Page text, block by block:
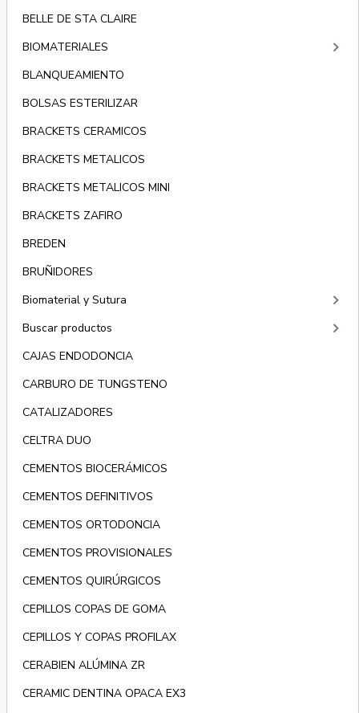
BELLE DE STA CLAIRE
BIOMATERIALES
keyboard_arrow_right
BLANQUEAMIENTO
BOLSAS ESTERILIZAR
BRACKETS CERAMICOS
BRACKETS METALICOS
BRACKETS METALICOS MINI
BRACKETS ZAFIRO
BREDEN
BRUÑIDORES
Biomaterial y Sutura
keyboard_arrow_right
Buscar productos keyboard_arrow_right
CAJAS ENDODONCIA
CARBURO DE TUNGSTENO
CATALIZADORES
CELTRA DUO
CEMENTOS BIOCERÁMICOS
CEMENTOS DEFINITIVOS
CEMENTOS ORTODONCIA
CEMENTOS PROVISIONALES
CEMENTOS QUIRÚRGICOS
CEPILLOS COPAS DE GOMA
CEPILLOS Y COPAS PROFILAX
CERABIEN ALÚMINA ZR
CERAMIC DENTINA OPACA EX3